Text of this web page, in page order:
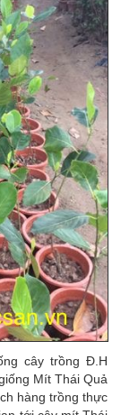
cây trồng Đ.H
Mít Thái Quả
hàng trồng thực